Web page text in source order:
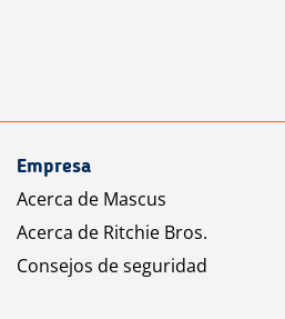
Empresa
Acerca de Mascus
Acerca de Ritchie Bros.
Consejos de seguridad